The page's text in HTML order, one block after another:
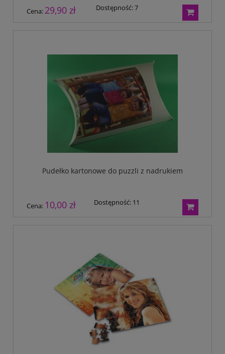
Cena: 29,90 zł Dostępność:7
Pudełko kartonowe do puzzli z nadrukiem
Cena: 10,00 zł Dostępność: 11